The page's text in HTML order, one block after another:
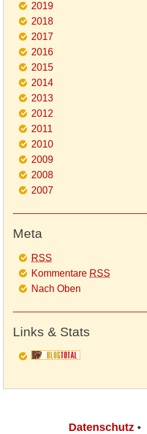
2019
2018
2017
2016
2015
2014
2013
2012
2011
2010
2009
2008
2007
Meta
RSS
Kommentare RSS
Nach Oben
Links & Stats
Datenschutz •